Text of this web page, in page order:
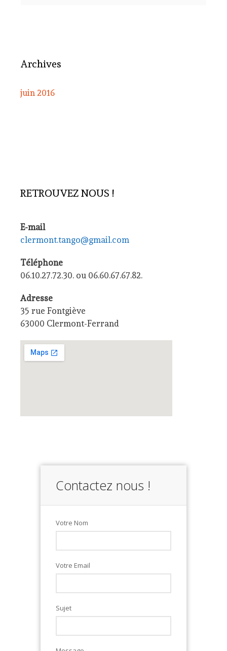
Archives
juin 2016
RETROUVEZ NOUS !
E-mail
clermont.tango@gmail.com
Téléphone
06.10.27.72.30. ou 06.60.67.67.82.
Adresse
35 rue Fontgiève
63000 Clermont-Ferrand
Contactez nous !
Votre Nom
Votre Email
Sujet